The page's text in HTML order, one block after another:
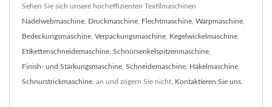
Sehen Sie sich unsere hocheffizienten Textilmaschinen
Nadelwebmaschine, Druckmaschine, Flechtmaschine, Warpmaschine,
Bedeckungsmaschine, Verpackungsmaschine, Kegelwickelmaschine,
Etikettenschneidemaschine, Schnürsenkelspitzenmaschine,
Finish- und Stärkungsmaschine, Schneidemaschine, Häkelmaschine,
Schnurstrickmaschine. an und zögern Sie nicht, Kontaktieren Sie uns.